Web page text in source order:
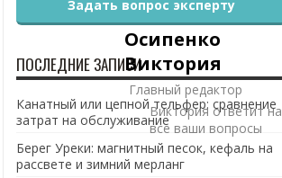
Осипенко
Виктория
Главный редактор
Виктория ответит на
все ваши вопросы
Задать вопрос эксперту
ПОСЛЕДНИЕ ЗАПИСИ
Канатный или цепной тельфер: сравнение
затрат на обслуживание
Берег Уреки: магнитный песок, кефаль на
рассвете и зимний мерланг